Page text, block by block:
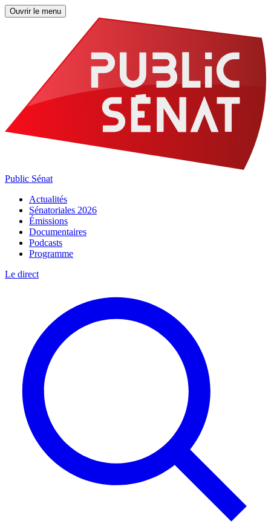
Ouvrir le menu
Public Sénat
Actualités
Sénatoriales 2026
Émissions
Documentaires
Podcasts
Programme
Le direct